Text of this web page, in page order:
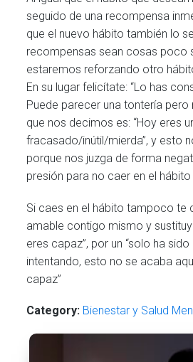
seguido de una recompensa
que el nuevo hábito también lo
recompensas sean cosas poco
estaremos reforzando otro
En su lugar felicítate: “Lo has
Puede parecer una tontería
que nos decimos es: “Hoy eres
fracasado/inútil/mierda”, y esto
porque nos juzga de forma
presión para no caer en el
Si caes en el hábito tampoco te
amable contigo mismo y
eres capaz”, por un “solo ha
intentando, esto no se acaba
capaz”
Category: Bienestar y Salud